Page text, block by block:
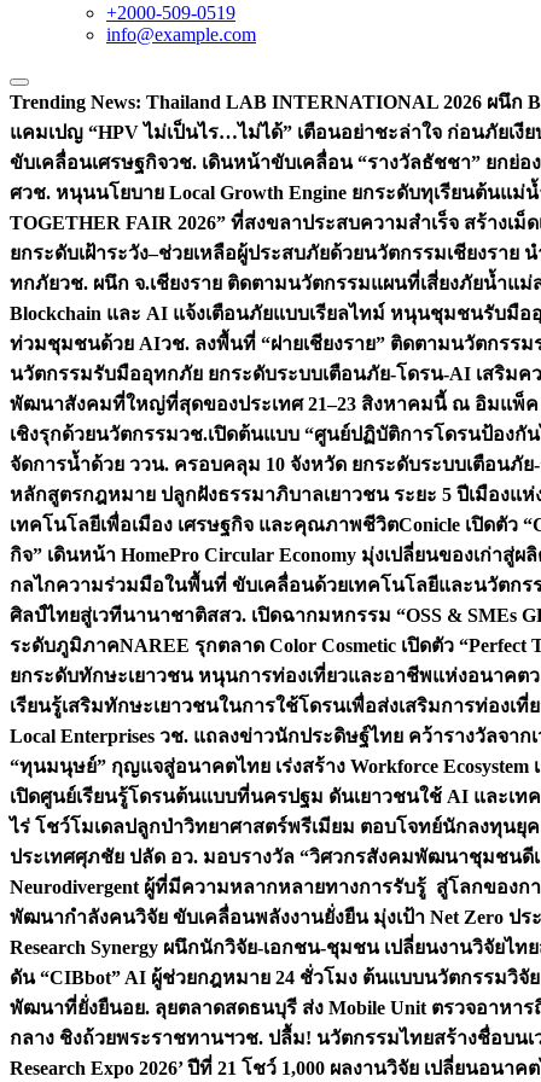
+2000-509-0519
info@example.com
Trending News: Thailand LAB INTERNATIONAL 2026 ผนึก
แคมเปญ “HPV ไม่เป็นไร…ไม่ได้” เตือนอย่าชะล่าใจ ก่อนภัยเงีย
ขับเคลื่อนเศรษฐกิจวช. เดินหน้าขับเคลื่อน “รางวัลธัชชา” ยกย่
ศวช. หนุนนโยบาย Local Growth Engine ยกระดับทุเรียนต้นแ
TOGETHER FAIR 2026” ที่สงขลาประสบความสำเร็จ สร้างเ
ยกระดับเฝ้าระวัง–ช่วยเหลือผู้ประสบภัยด้วยนวัตกรรมเชียงราย
ทกภัยวช. ผนึก จ.เชียงราย ติดตามนวัตกรรมแผนที่เสี่ยงภัยน้ำ
Blockchain และ AI แจ้งเตือนภัยแบบเรียลไทม์ หนุนชุมชนรับมื
ท่วมชุมชนด้วย AIวช. ลงพื้นที่ “ฝายเชียงราย” ติดตามนวัตกร
นวัตกรรมรับมืออุทกภัย ยกระดับระบบเตือนภัย-โดรน-AI เสริม
พัฒนาสังคมที่ใหญ่ที่สุดของประเทศ 21–23 สิงหาคมนี้ ณ อิมแพ็ค
เชิงรุกด้วยนวัตกรรมวช.เปิดต้นแบบ “ศูนย์ปฏิบัติการโดรนป้องกั
จัดการน้ำด้วย ววน. ครอบคลุม 10 จังหวัด ยกระดับระบบเตือนภั
หลักสูตรกฎหมาย ปลูกฝังธรรมาภิบาลเยาวชน ระยะ 5 ปีเมืองแ
เทคโนโลยีเพื่อเมือง เศรษฐกิจ และคุณภาพชีวิตConicle เปิดตัว
กิจ” เดินหน้า HomePro Circular Economy มุ่งเปลี่ยนของเก่า
กลไกความร่วมมือในพื้นที่ ขับเคลื่อนด้วยเทคโนโลยีและนวัตกร
ศิลป์ไทยสู่เวทีนานาชาติสสว. เปิดฉากมหกรรม “OSS & SMEs
ระดับภูมิภาคNAREE รุกตลาด Color Cosmetic เปิดตัว “Perfect
ยกระดับทักษะเยาวชน หนุนการท่องเที่ยวและอาชีพแห่งอนาคต
เรียนรู้เสริมทักษะเยาวชนในการใช้โดรนเพื่อส่งเสริมการท่อง
Local Enterprises วช. แถลงข่าวนักประดิษฐ์ไทย คว้ารางวัลจากเ
“ทุนมนุษย์” กุญแจสู่อนาคตไทย เร่งสร้าง Workforce
เปิดศูนย์เรียนรู้โดรนต้นแบบที่นครปฐม ดันเยาวชนใช้ AI และเท
ไร่ โชว์โมเดลปลูกป่าวิทยาศาสตร์พรีเมียม ตอบโจทย์นักลงทุนยุค
ประเทศศุภชัย ปลัด อว. มอบรางวัล “วิศวกรสังคมพัฒนาชุมชนดี
Neurodivergent ผู้ที่มีความหลากหลายทางการรับรู้ สู่โลกของก
พัฒนากำลังคนวิจัย ขับเคลื่อนพลังงานยั่งยืน มุ่งเป้า Net Zero ปร
Research Synergy ผนึกนักวิจัย-เอกชน-ชุมชน เปลี่ยนงานวิจัยไท
ดัน “CIBbot” AI ผู้ช่วยกฎหมาย 24 ชั่วโมง ต้นแบบนวัตกรรมวิ
พัฒนาที่ยั่งยืนอย. ลุยตลาดสดธนบุรี ส่ง Mobile Unit ตรวจอาห
กลาง ชิงถ้วยพระราชทานฯวช. ปลื้ม! นวัตกรรมไทยสร้างชื่อบนเ
Research Expo 2026’ ปีที่ 21 โชว์ 1,000 ผลงานวิจัย เปลี่ยนอนาค